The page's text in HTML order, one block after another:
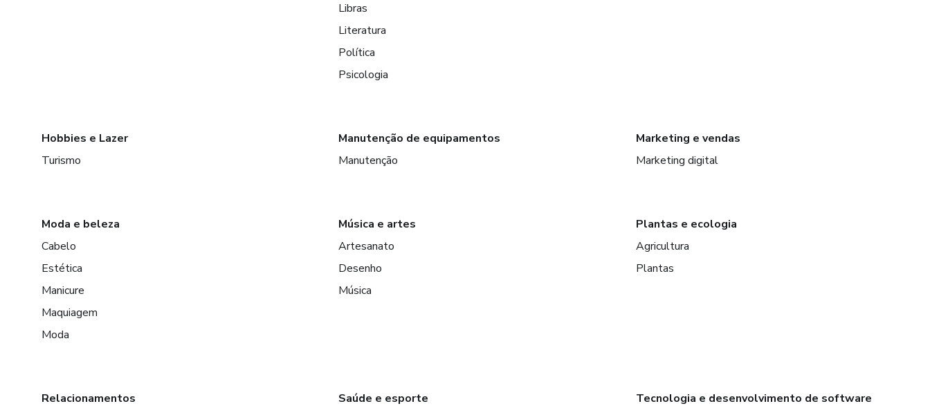
Libras
Literatura
Política
Psicologia
Hobbies e Lazer
Turismo
Manutenção de equipamentos
Manutenção
Marketing e vendas
Marketing digital
Moda e beleza
Cabelo
Estética
Manicure
Maquiagem
Moda
Música e artes
Artesanato
Desenho
Música
Plantas e ecologia
Agricultura
Plantas
Relacionamentos
Saúde e esporte
Tecnologia e desenvolvimento de software